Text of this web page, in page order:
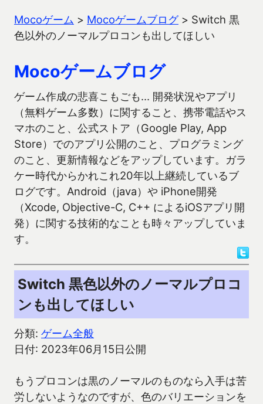
Mocoゲーム > Mocoゲームブログ> Switch 黒
色以外のノーマルプロコンも出してほしい
Mocoゲームブログ
ゲーム作成の悲喜こもごも… 開発状況やアプリ
（無料ゲーム多数）に関すること、携帯電話やス
マホのこと、公式ストア（Google Play, App
Store）でのアプリ公開のこと、プログラミング
のこと、更新情報などをアップしています。ガラ
ケー時代からかれこれ20年以上継続しているブ
ログです。Android（java）や iPhone開発
（Xcode, Objective-C, C++ によるiOSアプリ開
発）に関する技術的なことも時々アップしていま
す。
Switch 黒色以外のノーマルプロコ
ンも出してほしい
分類: ゲーム全般
日付: 2023年06月15日公開
もうプロコンは黒のノーマルのものなら入手は苦
労しないようなのですが、色のバリエーションを